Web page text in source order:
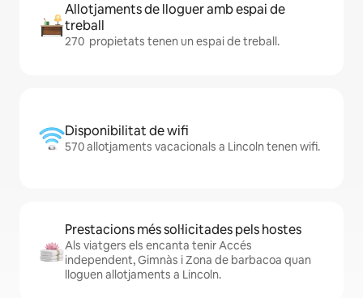
Allotjaments de lloguer amb espai de
treball
270 propietats tenen un espai de treball.
Disponibilitat de wifi
570 allotjaments vacacionals a Lincoln tenen wifi.
Prestacions més sol·licitades pels hostes
Als viatgers els encanta tenir Accés
independent, Gimnàs i Zona de barbacoa quan
lloguen allotjaments a Lincoln.